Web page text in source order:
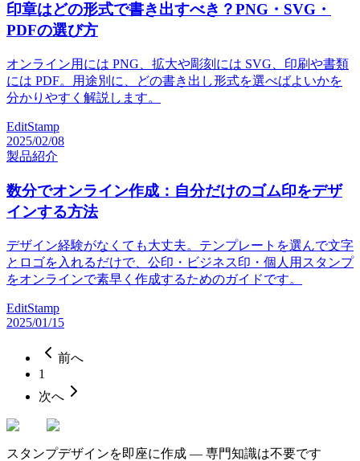
印章はどの形式で書き出すべき？PNG・SVG・
PDFの選び方
オンライン用には PNG、拡大や彫刻には SVG、印刷や書類
には PDF。用途別に、どの書き出し形式を選べばよいかを
分かりやすく解説します。
EditStamp
2025/02/08
製品紹介
数分でオンライン作成：自分だけのゴム印をデザ
インする方法
デザイン経験がなくても大丈夫。テンプレートを選んで文字
とロゴを入れるだけで、公印・ビジネス印・個人用スタンプ
をオンラインで素早く作成するためのガイドです。
EditStamp
2025/01/15
前へ
1
次へ
スタンプデザインを即座に作成 — 専門知識は不要です